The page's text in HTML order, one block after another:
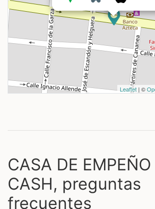
Leaflet | ©
CASA DE EMPEÑO
CASH, preguntas
frecuentes